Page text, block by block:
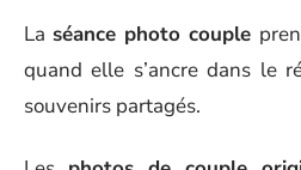
La séance photo couple
quand elle s’ancre dans le
souvenirs partagés.